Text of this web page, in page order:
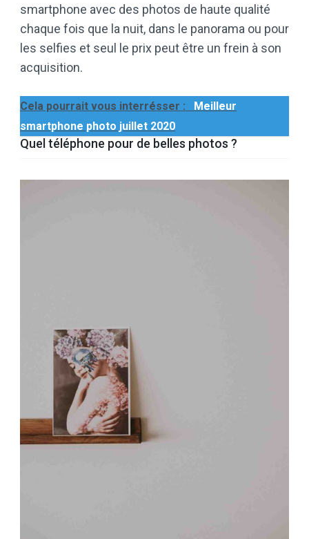
smartphone avec des photos de haute qualité
chaque fois que la nuit, dans le panorama ou pour
les selfies et seul le prix peut être un frein à son
acquisition.
Cela pourrait vous interrésser :
Meilleur
smartphone photo juillet 2020
Quel téléphone pour de belles photos ?